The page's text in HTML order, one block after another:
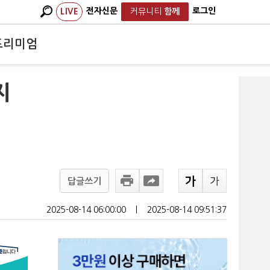
LIVE 전자신문 커뮤니티 함께 로그인
리미엄
답글쓰기
2025-08-14 06:00:00 2025-08-14 09:51:37